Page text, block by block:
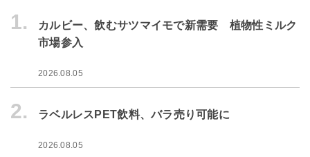
1.
カルビー、飲むサツマイモで新需要 植物性ミルク
市場参入
2026.08.05
2. ラベルレスPET飲料、バラ売り可能に
2026.08.05